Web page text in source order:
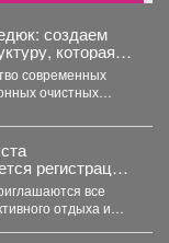
создаем
которая
людей
современных
очистных
На
готовность...
регистрация
все
отдыха и